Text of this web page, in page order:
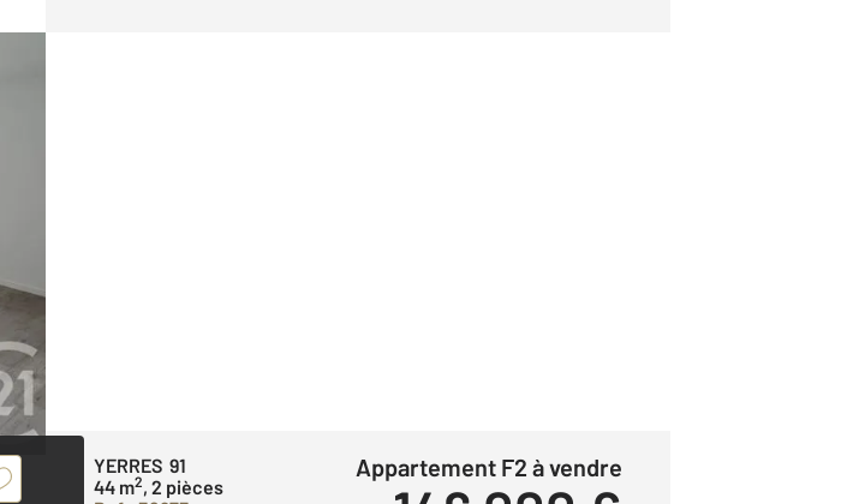
YERRES 91
44 m2, 2 pièces
Appartement F2 à vendre